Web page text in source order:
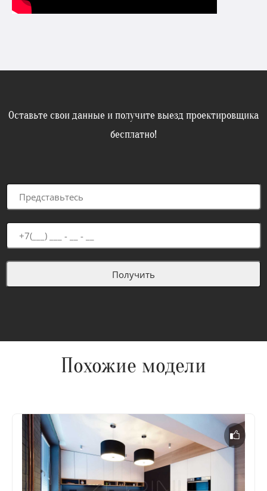
Оставьте свои данные и получите выезд проектировщика
бесплатно!
Похожие модели